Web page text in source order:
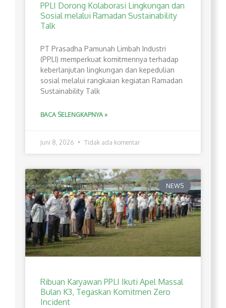
PPLI Dorong Kolaborasi Lingkungan dan
Sosial melalui Ramadan Sustainability
Talk
PT Prasadha Pamunah Limbah Industri
(PPLI) memperkuat komitmennya terhadap
keberlanjutan lingkungan dan kepedulian
sosial melalui rangkaian kegiatan Ramadan
Sustainability Talk
BACA SELENGKAPNYA »
Juni 8, 2026 Tidak ada komentar
NEWS
Ribuan Karyawan PPLI Ikuti Apel Massal
Bulan K3, Tegaskan Komitmen Zero
Incident